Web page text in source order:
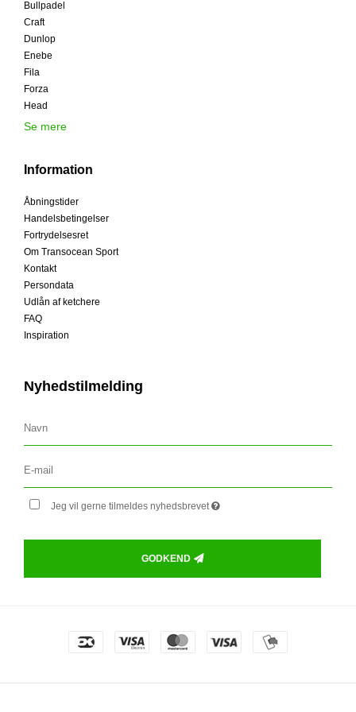
Bullpadel
Craft
Dunlop
Enebe
Fila
Forza
Head
Se mere
Information
Åbningstider
Handelsbetingelser
Fortrydelsesret
Om Transocean Sport
Kontakt
Persondata
Udlån af ketchere
FAQ
Inspiration
Nyhedstilmelding
Jeg vil gerne tilmeldes nyhedsbrevet
GODKEND